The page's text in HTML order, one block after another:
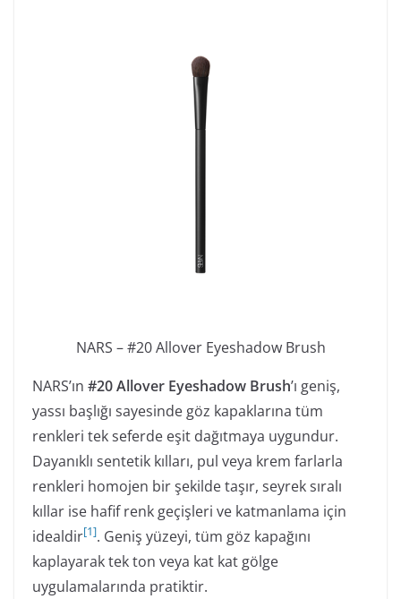
NARS – #20 Allover Eyeshadow Brush
NARS’ın #20 Allover Eyeshadow Brush’ı geniş,
yassı başlığı sayesinde göz kapaklarına tüm
renkleri tek seferde eşit dağıtmaya uygundur.
Dayanıklı sentetik kılları, pul veya krem farlarla
renkleri homojen bir şekilde taşır, seyrek sıralı
kıllar ise hafif renk geçişleri ve katmanlama için
idealdir[1]. Geniş yüzeyi, tüm göz kapağını
kaplayarak tek ton veya kat kat gölge
uygulamalarında pratiktir.